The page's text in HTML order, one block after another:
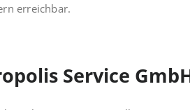
erreichbar.
Service